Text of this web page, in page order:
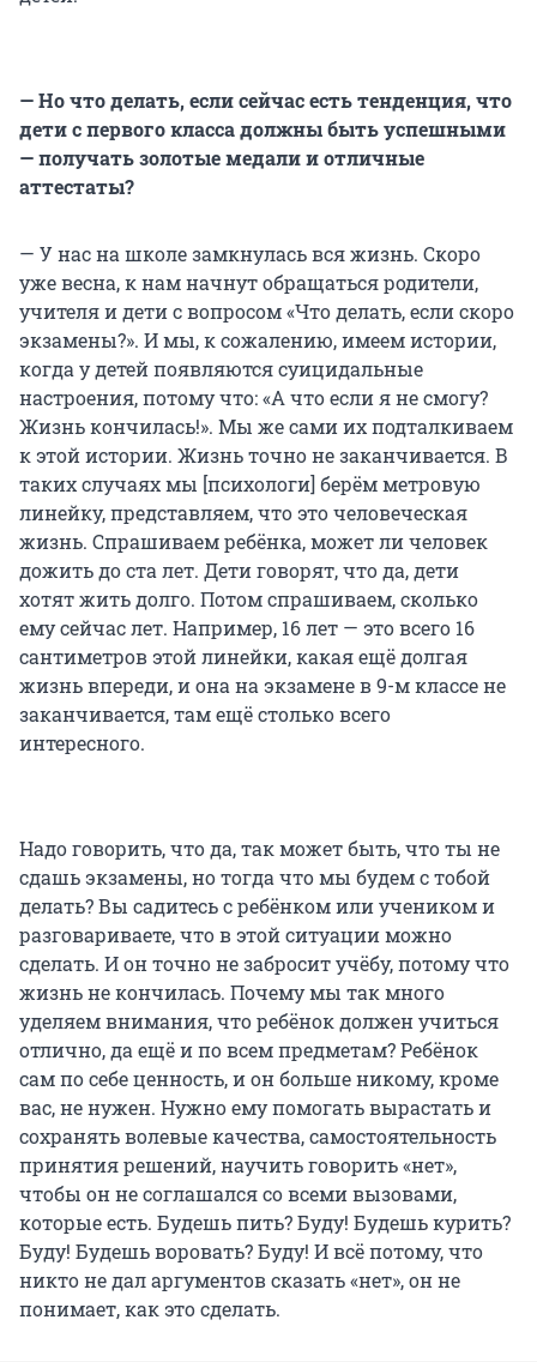
— Но что делать, если сейчас есть тенденция, что
дети с первого класса должны быть успешными
— получать золотые медали и отличные
аттестаты?
— У нас на школе замкнулась вся жизнь. Скоро
уже весна, к нам начнут обращаться родители,
учителя и дети с вопросом «Что делать, если скоро
экзамены?». И мы, к сожалению, имеем истории,
когда у детей появляются суицидальные
настроения, потому что: «А что если я не смогу?
Жизнь кончилась!». Мы же сами их подталкиваем
к этой истории. Жизнь точно не заканчивается. В
таких случаях мы [психологи] берём метровую
линейку, представляем, что это человеческая
жизнь. Спрашиваем ребёнка, может ли человек
дожить до ста лет. Дети говорят, что да, дети
хотят жить долго. Потом спрашиваем, сколько
ему сейчас лет. Например, 16 лет — это всего 16
сантиметров этой линейки, какая ещё долгая
жизнь впереди, и она на экзамене в 9-м классе не
заканчивается, там ещё столько всего
интересного.
Надо говорить, что да, так может быть, что ты не
сдашь экзамены, но тогда что мы будем с тобой
делать? Вы садитесь с ребёнком или учеником и
разговариваете, что в этой ситуации можно
сделать. И он точно не забросит учёбу, потому что
жизнь не кончилась. Почему мы так много
уделяем внимания, что ребёнок должен учиться
отлично, да ещё и по всем предметам? Ребёнок
сам по себе ценность, и он больше никому, кроме
вас, не нужен. Нужно ему помогать вырастать и
сохранять волевые качества, самостоятельность
принятия решений, научить говорить «нет»,
чтобы он не соглашался со всеми вызовами,
которые есть. Будешь пить? Буду! Будешь курить?
Буду! Будешь воровать? Буду! И всё потому, что
никто не дал аргументов сказать «нет», он не
понимает, как это сделать.